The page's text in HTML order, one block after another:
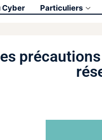
Cyber Particuliers